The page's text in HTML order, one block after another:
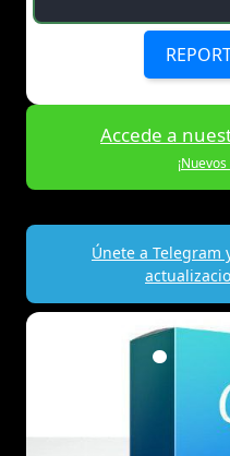
Accede a
Únete a Telegram